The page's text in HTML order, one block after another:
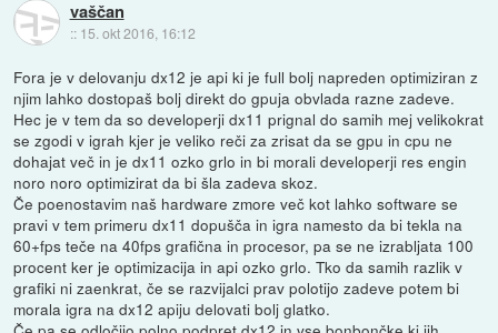
vaščan
:: 15. okt 2016, 16:12
Fora je v delovanju dx12 je api ki je full bolj napreden optimiziran z
njim lahko dostopaš bolj direkt do gpuja obvlada razne zadeve.
Hec je v tem da so developerji dx11 prignal do samih mej velikokrat
se zgodi v igrah kjer je veliko reči za zrisat da se gpu in cpu ne
dohajat več in je dx11 ozko grlo in bi morali developerji res engin
noro noro optimizirat da bi šla zadeva skoz.
Če poenostavim naš hardware zmore več kot lahko software se
pravi v tem primeru dx11 dopušča in igra namesto da bi tekla na
60+fps teče na 40fps grafična in procesor, pa se ne izrabljata 100
procent ker je optimizacija in api ozko grlo. Tko da samih razlik v
grafiki ni zaenkrat, če se razvijalci prav polotijo zadeve potem bi
morala igra na dx12 apiju delovati bolj glatko.